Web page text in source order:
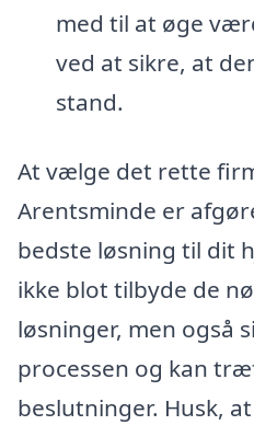
med til at øge
ved at sikre, at
stand.
At vælge det rette
Arentsminde er
bedste løsning til dit
ikke blot tilbyde de
løsninger, men også
processen og kan
beslutninger. Husk,